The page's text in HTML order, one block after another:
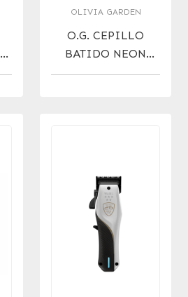
OLIVIA GARDEN
O.G. CEPILLO
BATIDO NEON
FUCSIA